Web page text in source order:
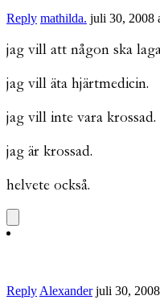
Reply mathilda. juli 30, 2008
jag vill att någon ska
jag vill äta hjärtmedicin.
jag vill inte vara krossad.
jag är krossad.
helvete också.
Reply Alexander juli 30,